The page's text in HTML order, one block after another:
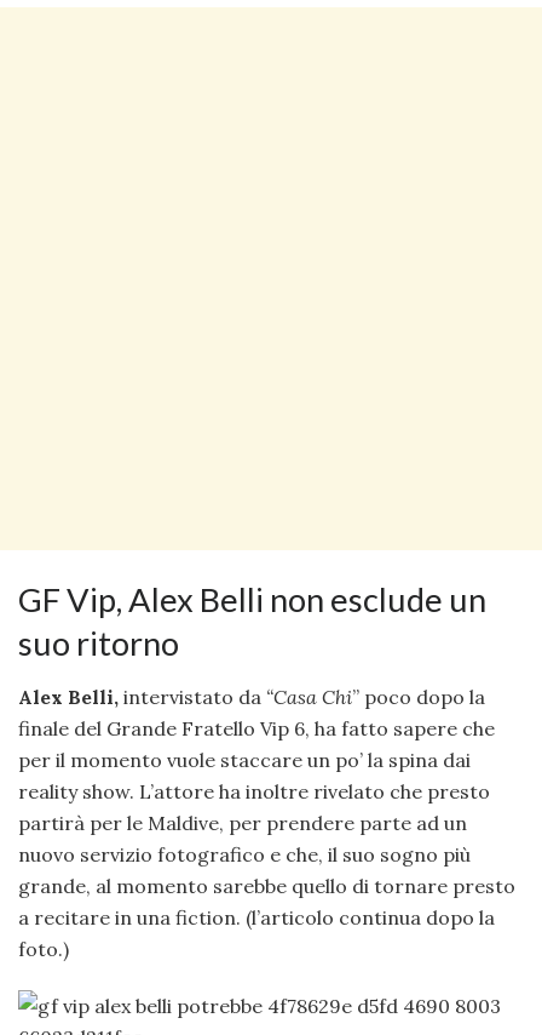
GF Vip, Alex Belli non esclude un
suo ritorno
Alex Belli, intervistato da “Casa Chi” poco dopo la
finale del Grande Fratello Vip 6, ha fatto sapere che
per il momento vuole staccare un po’ la spina dai
reality show. L’attore ha inoltre rivelato che presto
partirà per le Maldive, per prendere parte ad un
nuovo servizio fotografico e che, il suo sogno più
grande, al momento sarebbe quello di tornare presto
a recitare in una fiction. (l’articolo continua dopo la
foto.)